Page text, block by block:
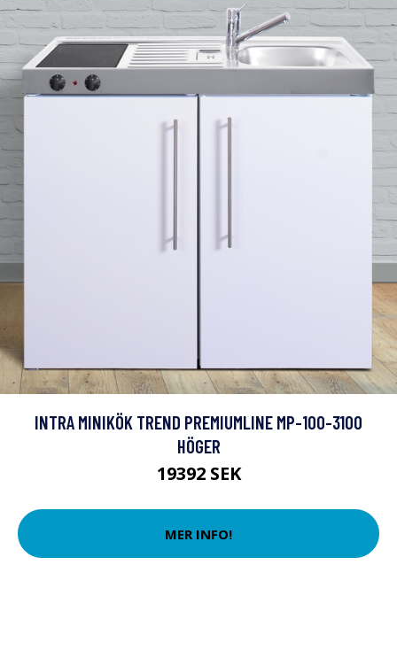
INTRA MINIKÖK TREND PREMIUMLINE MP-100-3100
HÖGER
19392 SEK
MER INFO!